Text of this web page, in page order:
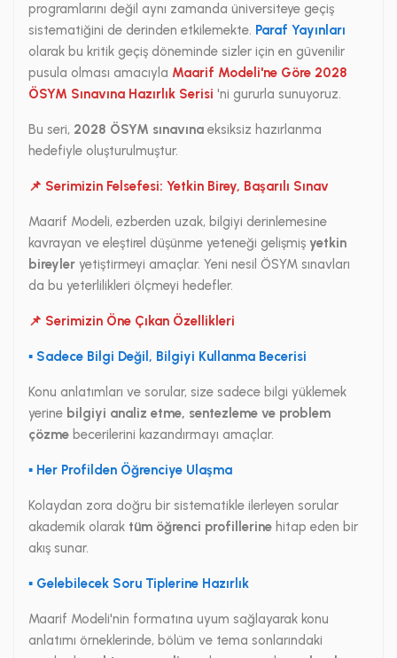
programlarını değil aynı zamanda üniversiteye geçiş
sistematiğini de derinden etkilemekte. Paraf Yayınları
olarak bu kritik geçiş döneminde sizler için en güvenilir
pusula olması amacıyla Maarif Modeli'ne Göre 2028
ÖSYM Sınavına Hazırlık Serisi 'ni gururla sunuyoruz.
Bu seri, 2028 ÖSYM sınavına eksiksiz hazırlanma
hedefiyle oluşturulmuştur.
📌 Serimizin Felsefesi: Yetkin Birey, Başarılı Sınav
Maarif Modeli, ezberden uzak, bilgiyi derinlemesine
kavrayan ve eleştirel düşünme yeteneği gelişmiş yetkin
bireyler yetiştirmeyi amaçlar. Yeni nesil ÖSYM sınavları
da bu yeterlilikleri ölçmeyi hedefler.
📌 Serimizin Öne Çıkan Özellikleri
▪ Sadece Bilgi Değil, Bilgiyi Kullanma Becerisi
Konu anlatımları ve sorular, size sadece bilgi yüklemek
yerine bilgiyi analiz etme, sentezleme ve problem
çözme becerilerini kazandırmayı amaçlar.
▪ Her Profilden Öğrenciye Ulaşma
Kolaydan zora doğru bir sistematikle ilerleyen sorular
akademik olarak tüm öğrenci profillerine hitap eden bir
akış sunar.
▪ Gelebilecek Soru Tiplerine Hazırlık
Maarif Modeli'nin formatına uyum sağlayarak konu
anlatımı örneklerinde, bölüm ve tema sonlarındaki